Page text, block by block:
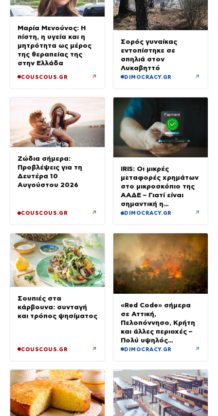
Μαρία Μενούνος: Η
πίστη, η υγεία και η
μητρότητα ως μέρος
της θεραπείας της
στην Ελλάδα
COUSCOUS.GR ↗
Σορός γυναίκας
εντοπίστηκε σε
σπηλιά στον
Λυκαβηττό
DIMOCRACY.GR ↗
Ζώδια σήμερα:
Προβλέψεις για τη
Δευτέρα 10
Αυγούστου 2026
COUSCOUS.GR ↗
IRIS: Οι μικρές
μεταφορές χρημάτων
στο μικροσκόπιο της
ΑΑΔΕ – Γιατί είναι
σημαντική η
αιτιολογία
DIMOCRACY.GR ↗
Σουπιές στα
κάρβουνα: συνταγή
και τρόπος ψησίματος
COUSCOUS.GR ↗
«Red Code» σήμερα
σε Αττική,
Πελοπόννησο, Κρήτη
και άλλες περιοχές –
Πολύ υψηλός
κίνδυνος πυρκαγιάς
DIMOCRACY.GR ↗